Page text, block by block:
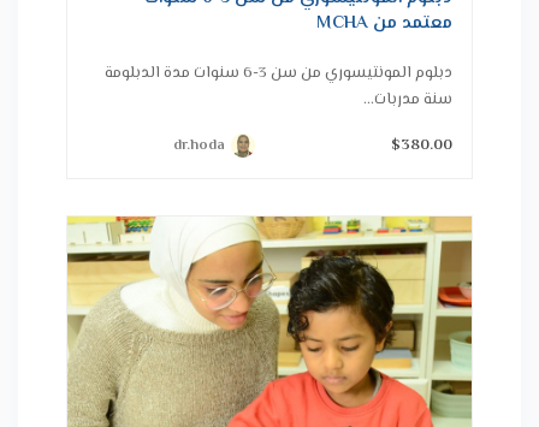
معتمد من MCHA
دبلوم المونتيسوري من سن 3-6 سنوات مدة الدبلومة
سنة مدربات...
$380.00
dr.hoda